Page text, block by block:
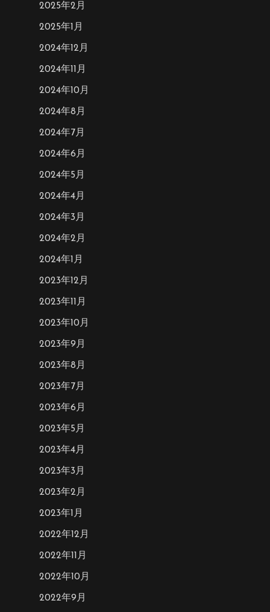
2025年2月
2025年1月
2024年12月
2024年11月
2024年10月
2024年8月
2024年7月
2024年6月
2024年5月
2024年4月
2024年3月
2024年2月
2024年1月
2023年12月
2023年11月
2023年10月
2023年9月
2023年8月
2023年7月
2023年6月
2023年5月
2023年4月
2023年3月
2023年2月
2023年1月
2022年12月
2022年11月
2022年10月
2022年9月